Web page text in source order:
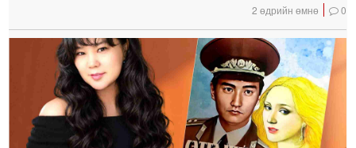
2 өдрийн өмнө 0